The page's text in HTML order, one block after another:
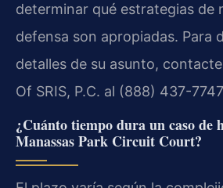
determinar qué estrategias de
defensa son apropiadas. Para
detalles de su asunto,
Of SRIS, P.C. al (888) 437-
¿Cuánto tiempo dura un caso de
Manassas Park Circuit Court?